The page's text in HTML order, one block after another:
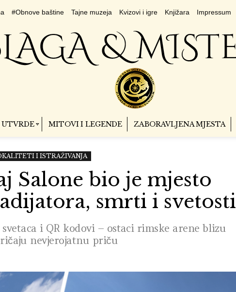
#Obnove baštine Tajne muzeja Kvizovi i igre Knjižara Impressum
MITOVI I LEGENDE ZABORAVLJENA MJESTA
I ISTRAŽIVANJA
Salone bio je mjesto
smrti i svetosti
i QR kodovi – ostaci rimske arene blizu
nevjerojatnu priču